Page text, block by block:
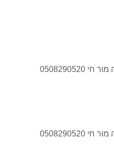
חי 0508290520
חי 0508290520